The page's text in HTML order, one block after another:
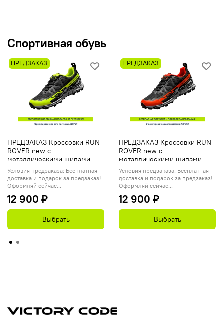
Спортивная обувь
ПРЕДЗАКАЗ
ПРЕДЗАКАЗ Кроссовки RUN
ROVER new с
металлическими шипами
Условия предзаказа: Бесплатная
доставка и подарок за предзаказ!
Оформляй сейчас...
12 900 ₽
Выбрать
ПРЕДЗАКАЗ
ПРЕДЗАКАЗ Кроссовки RUN
ROVER new с
металлическими шипами
Условия предзаказа: Бесплатная
доставка и подарок за предзаказ!
Оформляй сейчас...
12 900 ₽
Выбрать